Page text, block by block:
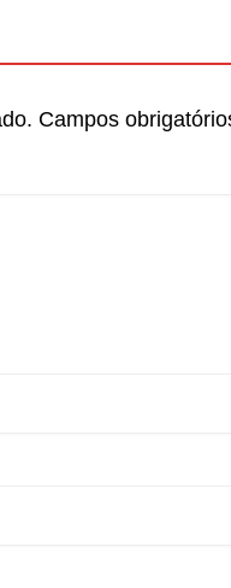
Campos